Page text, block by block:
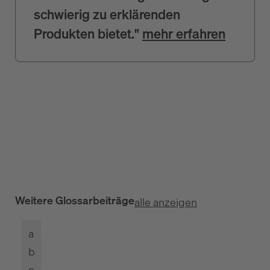
schwierig zu erklärenden
Produkten bietet." mehr erfahren
Weitere Glossarbeiträgealle anzeigen
a
b